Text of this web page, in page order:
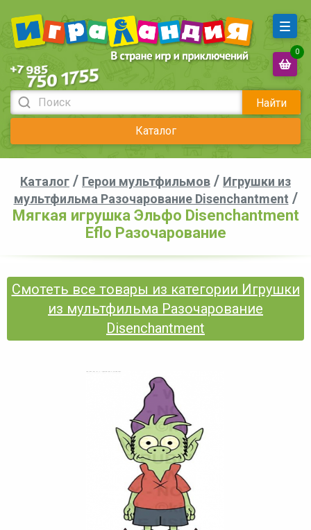
Найти
Каталог
0
Каталог / Герои мультфильмов / Игрушки из
мультфильма Разочарование Disenchantment /
Мягкая игрушка Эльфо Disenchantment
Eflo Разочарование
Смотеть все товары из категории Игрушки
из мультфильма Разочарование
Disenchantment